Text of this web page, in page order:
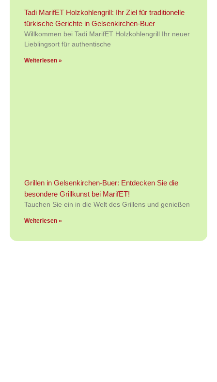
Tadi MarifET Holzkohlengrill: Ihr Ziel für traditionelle
türkische Gerichte in Gelsenkirchen-Buer
Willkommen bei Tadi MarifET Holzkohlengrill Ihr neuer
Lieblingsort für authentische
Weiterlesen »
Grillen in Gelsenkirchen-Buer: Entdecken Sie die
besondere Grillkunst bei MarifET!
Tauchen Sie ein in die Welt des Grillens und genießen
Weiterlesen »